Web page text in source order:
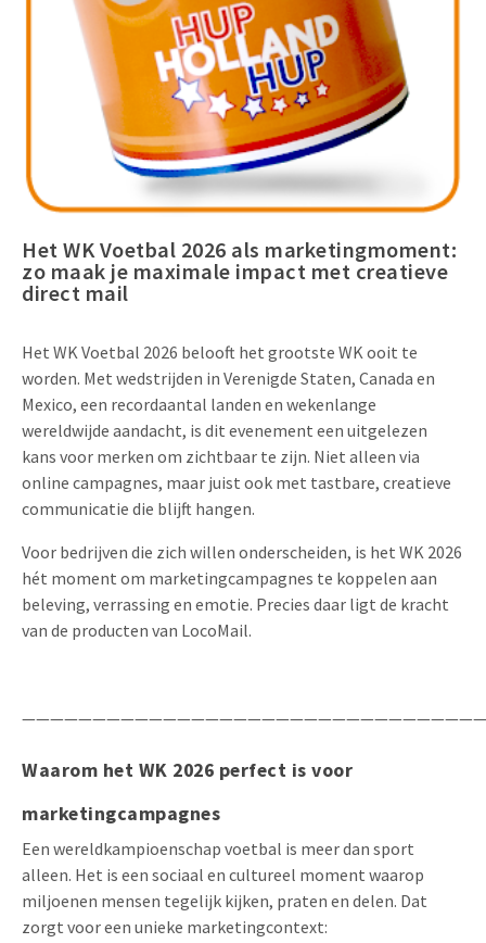
Het WK Voetbal 2026 als marketingmoment:
zo maak je maximale impact met creatieve
direct mail
Het WK Voetbal 2026 belooft het grootste WK ooit te
worden. Met wedstrijden in Verenigde Staten, Canada en
Mexico, een recordaantal landen en wekenlange
wereldwijde aandacht, is dit evenement een uitgelezen
kans voor merken om zichtbaar te zijn. Niet alleen via
online campagnes, maar juist ook met tastbare, creatieve
communicatie die blijft hangen.
Voor bedrijven die zich willen onderscheiden, is het WK 2026
hét moment om marketingcampagnes te koppelen aan
beleving, verrassing en emotie. Precies daar ligt de kracht
van de producten van LocoMail.
Waarom het WK 2026 perfect is voor
marketingcampagnes
Een wereldkampioenschap voetbal is meer dan sport
alleen. Het is een sociaal en cultureel moment waarop
miljoenen mensen tegelijk kijken, praten en delen. Dat
zorgt voor een unieke marketingcontext:
Pop-up Kaarten
Geluidskaarten
Lenticular Cards
Twin Sliders
Budget kaarten
Alle producten
Media Marketing
Automotive Marketing
Non-profit Marketing
Marketing in de Zorg
Marketing voor Scholen
Food Marketing
Uitnodigingen
Product Introductie
App-lancering
Kalender maken
Klantenbinding
Contactgegevens
Duurzaamheid
Brochure downloaden